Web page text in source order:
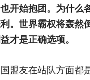
开始抱团。为什
。世界霸权将轰然
才是正确选项。
盟友在站队方面都